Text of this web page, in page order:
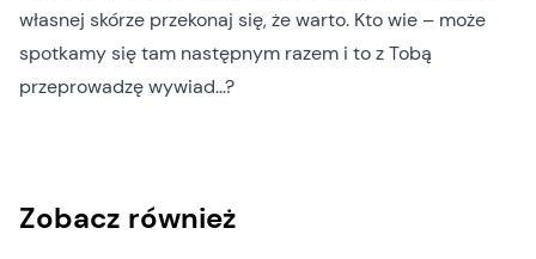
własnej skórze przekonaj się, że warto. Kto wie – może
spotkamy się tam następnym razem i to z Tobą
przeprowadzę wywiad…?
Zobacz również